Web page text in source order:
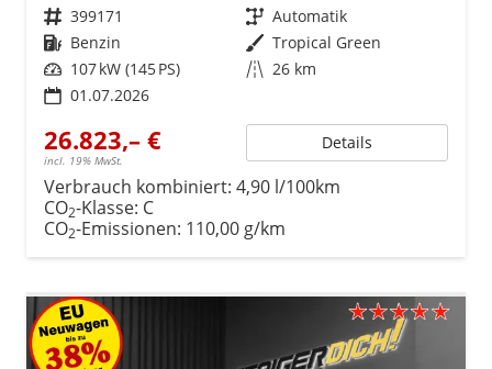
Fahrzeugnr. 399171 Getriebe Automatik
Kraftstoff Benzin Außenfarbe Tropical Green
Leistung 107 kW (145 PS) Kilometerstand 26 km
01.07.2026
26.823,– €
incl. 19% MwSt.
Details
Verbrauch kombiniert: 4,90 l/100km
CO2-Klasse: C
CO2-Emissionen: 110,00 g/km